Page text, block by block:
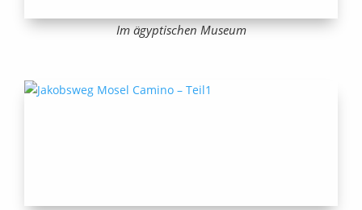
Im ägyptischen Museum